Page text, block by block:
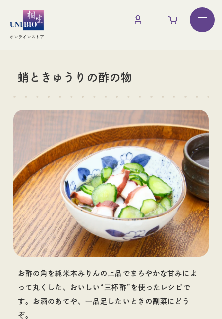
蛸ときゅうりの酢の物
お酢の角を純米本みりんの上品でまろやかな甘みによ
って丸くした、おいしい“三杯酢”を使ったレシピで
す。お酒のあてや、一品足したいときの副菜にどう
ぞ。
お買い物ガイド
みりん みりん粕
料理酒